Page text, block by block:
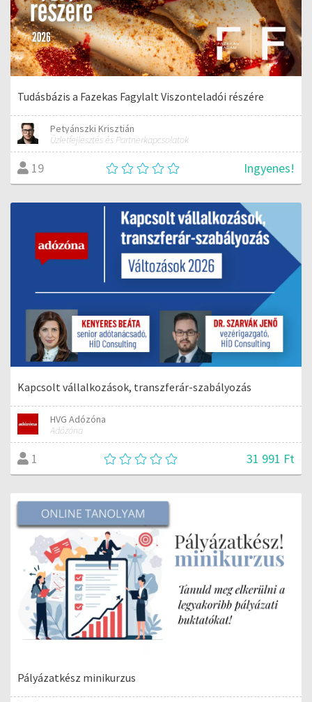
Tudásbázis a Fazekas Fagylalt Viszonteladói részére
Petyánszki Krisztián
Üzletfejlesztés és Partnerkapcsolatok
19 Ingyenes!
Kapcsolt vállalkozások, transzferár-szabályozás
HVG Adózóna
Adózóna
1 31 991 Ft
Pályázatkész minikurzus